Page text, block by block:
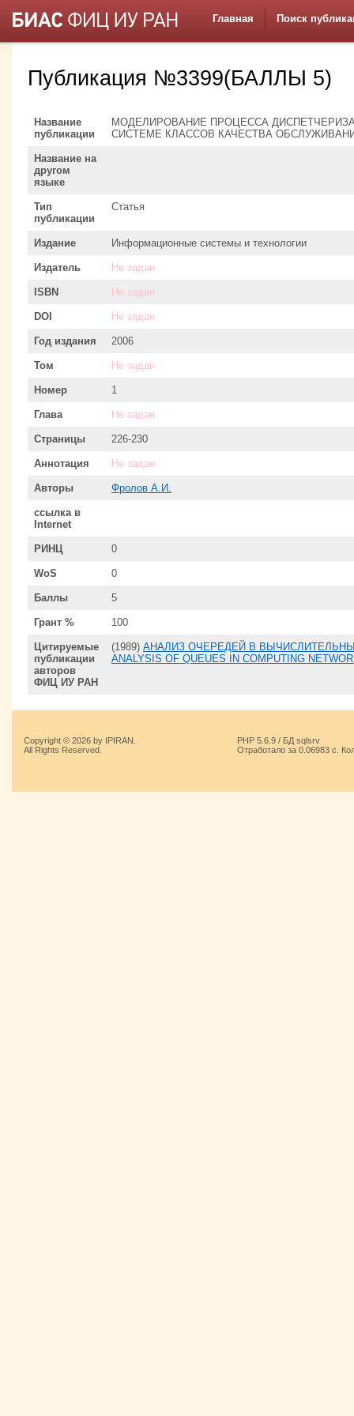
Главная Поиск
Публикация №3399(БАЛЛЫ 5)
Название
публикации
МОДЕЛИРОВАНИЕ ПРОЦЕССА
СИСТЕМЕ КЛАССОВ КАЧЕСТВА
Название на
другом
языке
Тип
публикации
Статья
Издание Информационные системы и технологии
Издатель Не задан
ISBN Не задан
DOI Не задан
Год издания 2006
Том Не задан
Номер 1
Глава Не задан
Страницы 226-230
Аннотация Не задан
Авторы Фролов А.И.
ссылка в
Internet
РИНЦ 0
WoS 0
Баллы 5
Грант % 100
Цитируемые
публикации
авторов
ФИЦ ИУ РАН
(1989) АНАЛИЗ ОЧЕРЕДЕЙ В
ANALYSIS OF QUEUES IN COMPUTING
Copyright © 2026 by IPIRAN.
All Rights Reserved.
PHP 5.6.9 / БД sqlsrv
Отработало за 0.06983 с.